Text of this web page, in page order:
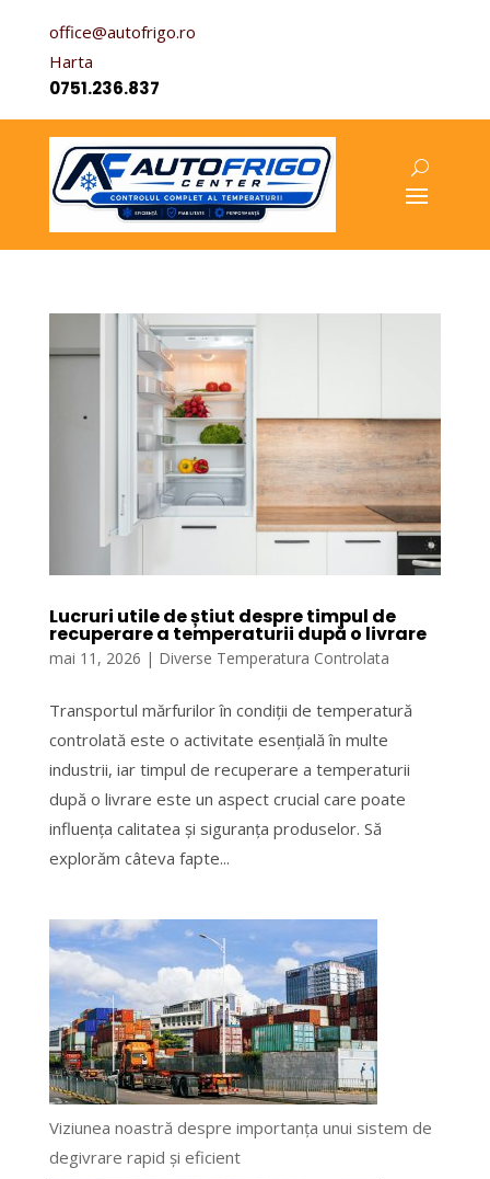
office@autofrigo.ro
Harta
0751.236.837
Lucruri utile de știut despre timpul de
recuperare a temperaturii după o livrare
mai 11, 2026 | Diverse Temperatura Controlata
Transportul mărfurilor în condiții de temperatură
controlată este o activitate esențială în multe
industrii, iar timpul de recuperare a temperaturii
după o livrare este un aspect crucial care poate
influența calitatea și siguranța produselor. Să
explorăm câteva fapte...
Viziunea noastră despre importanța unui sistem de
degivrare rapid și eficient